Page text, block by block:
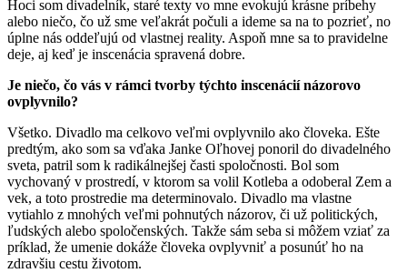
Hoci som divadelník, staré texty vo mne evokujú krásne príbehy
alebo niečo, čo už sme veľakrát počuli a ideme sa na to pozrieť, no
úplne nás oddeľujú od vlastnej reality. Aspoň mne sa to pravidelne
deje, aj keď je inscenácia spravená dobre.
Je niečo, čo vás v rámci tvorby týchto inscenácií názorovo
ovplyvnilo?
Všetko. Divadlo ma celkovo veľmi ovplyvnilo ako človeka. Ešte
predtým, ako som sa vďaka Janke Oľhovej ponoril do divadelného
sveta, patril som k radikálnejšej časti spoločnosti. Bol som
vychovaný v prostredí, v ktorom sa volil Kotleba a odoberal Zem a
vek, a toto prostredie ma determinovalo. Divadlo ma vlastne
vytiahlo z mnohých veľmi pohnutých názorov, či už politických,
ľudských alebo spoločenských. Takže sám seba si môžem vziať za
príklad, že umenie dokáže človeka ovplyvniť a posunúť ho na
zdravšiu cestu životom.